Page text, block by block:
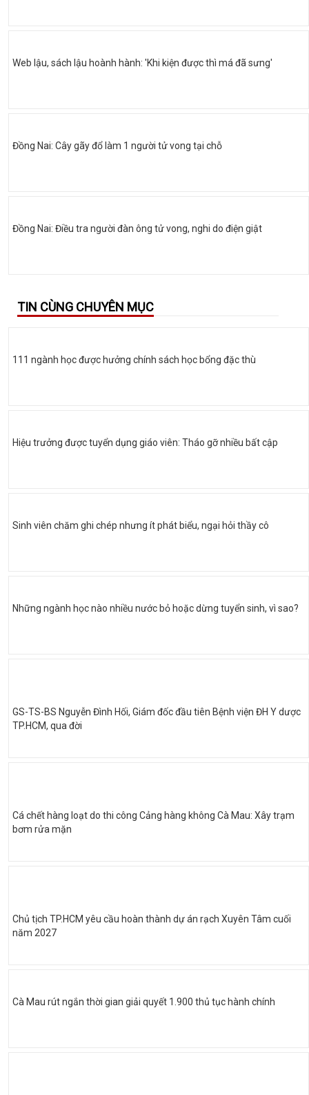
Web lậu, sách lậu hoành hành: 'Khi kiện được thì má đã sưng'
Đồng Nai: Cây gãy đổ làm 1 người tử vong tại chỗ
Đồng Nai: Điều tra người đàn ông tử vong, nghi do điện giật
TIN CÙNG CHUYÊN MỤC
111 ngành học được hưởng chính sách học bổng đặc thù
Hiệu trưởng được tuyển dụng giáo viên: Tháo gỡ nhiều bất cập
Sinh viên chăm ghi chép nhưng ít phát biểu, ngại hỏi thầy cô
Những ngành học nào nhiều nước bỏ hoặc dừng tuyển sinh, vì sao?
GS-TS-BS Nguyễn Đình Hối, Giám đốc đầu tiên Bệnh viện ĐH Y dược
TP.HCM, qua đời
Cá chết hàng loạt do thi công Cảng hàng không Cà Mau: Xây trạm
bơm rửa mặn
Chủ tịch TP.HCM yêu cầu hoàn thành dự án rạch Xuyên Tâm cuối
năm 2027
Cà Mau rút ngắn thời gian giải quyết 1.900 thủ tục hành chính